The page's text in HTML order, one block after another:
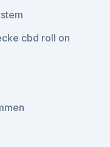
cbd roll on